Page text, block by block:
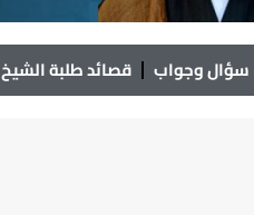
سؤال وجواب قصائد طلبة الشيخ